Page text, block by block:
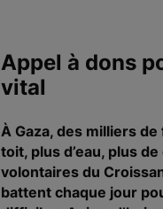
Appel à dons
vital
À Gaza, des milliers
toit, plus d’eau, plus
volontaires du
battent chaque jour